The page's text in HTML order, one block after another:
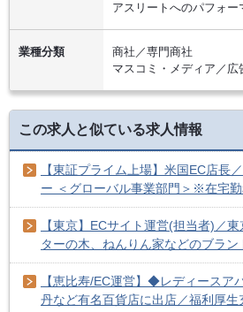
アスリートへのパフォー
業種分類
商社／専門商社
マスコミ・メディア／広
この求人と似ている求人情報
【東証プライム上場】米国EC店長
ー ＜グローバル事業部門＞※在宅
【東京】ECサイト運営(担当者)／
ターの木、ねんりん家などのブラン
【恵比寿/EC運営】◆レディースア
丹など有名百貨店に出店／福利厚